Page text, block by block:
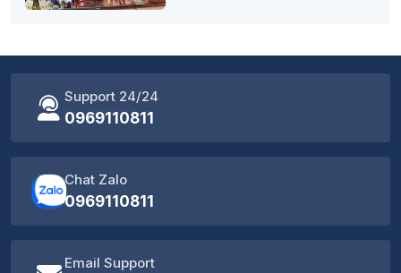
Support 24/24
0969110811
Chat Zalo
0969110811
Email Support